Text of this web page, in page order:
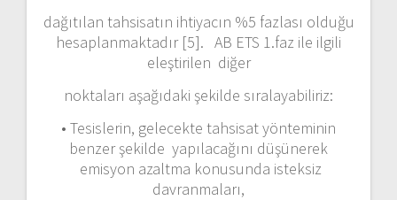
dağıtılan tahsisatın ihtiyacın %5 fazlası olduğu
hesaplanmaktadır [5]. AB ETS 1.faz ile ilgili
eleştirilen diğer
noktaları aşağıdaki şekilde sıralayabiliriz:
• Tesislerin, gelecekte tahsisat yönteminin
benzer şekilde yapılacağını düşünerek
emisyon azaltma konusunda isteksiz
davranmaları,